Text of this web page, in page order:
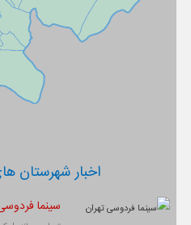
اخبار شهرستان
سینما